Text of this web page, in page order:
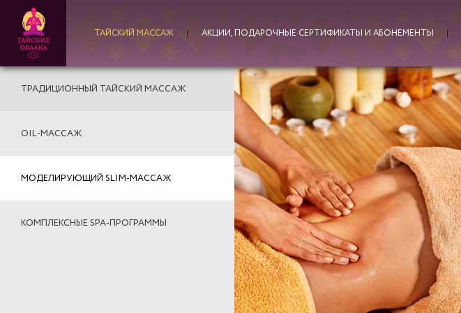
ТАЙСКИЙ МАССАЖ АКЦИИ, ПОДАРОЧНЫЕ СЕРТИФИКАТЫ И АБОНЕМЕНТЫ
ТРАДИЦИОННЫЙ ТАЙСКИЙ МАССАЖ
OIL-МАССАЖ
МОДЕЛИРУЮЩИЙ SLIM-МАССАЖ
КОМПЛЕКСНЫЕ SPA-ПРОГРАММЫ